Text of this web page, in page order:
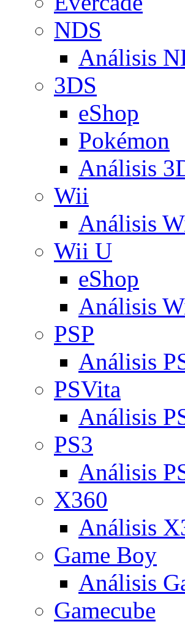
NDS
Análisis
3DS
eShop
Pokémon
Análisis
Wii
Análisis
Wii U
eShop
Análisis
PSP
Análisis
PSVita
Análisis
PS3
Análisis
X360
Análisis
Game Boy
Análisis
Gamecube